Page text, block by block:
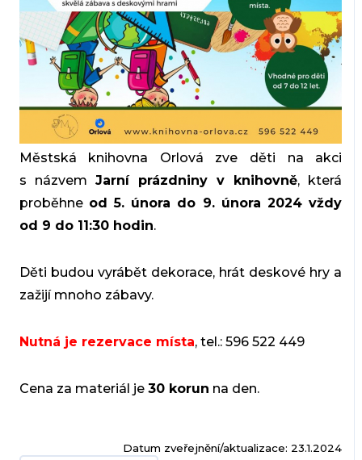
Městská knihovna Orlová zve děti na akci
s názvem Jarní prázdniny v knihovně, která
proběhne od 5. února do 9. února 2024 vždy
od 9 do 11:30 hodin.
Děti budou vyrábět dekorace, hrát deskové hry a
zažijí mnoho zábavy.
Nutná je rezervace místa, tel.: 596 522 449
Cena za materiál je 30 korun na den.
Datum zveřejnění/aktualizace: 23.1.2024